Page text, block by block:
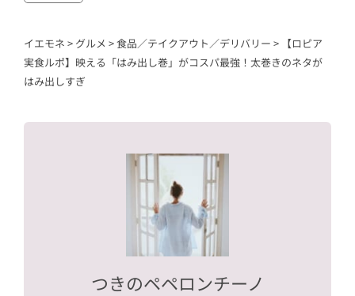
イエモネ > グルメ >食品／テイクアウト／デリバリー > 【ロピア
実食ルポ】映える「はみ出し巻」がコスパ最強！太巻きのネタが
はみ出しすぎ
つきのペペロンチーノ